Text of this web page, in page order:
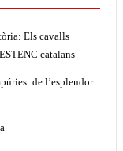
Els cavalls
catalans
de l’esplendor